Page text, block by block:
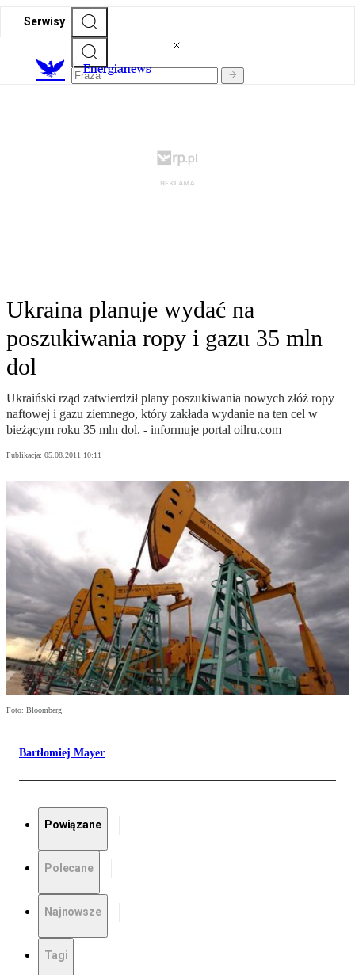
Serwisy
Energianews
Ukraina planuje wydać na
poszukiwania ropy i gazu 35 mln
dol
Ukraiński rząd zatwierdził plany poszukiwania nowych złóż ropy
naftowej i gazu ziemnego, który zakłada wydanie na ten cel w
bieżącym roku 35 mln dol. - informuje portal oilru.com
Publikacja: 05.08.2011 10:11
Foto: Bloomberg
Bartłomiej Mayer
Powiązane
Polecane
Najnowsze
Tagi